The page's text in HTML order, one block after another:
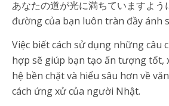
あなたの道が光に満ちていますよう
đường của bạn luôn tràn đầy ánh
Việc biết cách sử dụng những câu
hợp sẽ giúp bạn tạo ấn tượng tốt,
hệ bền chặt và hiểu sâu hơn về
cách ứng xử của người Nhật.